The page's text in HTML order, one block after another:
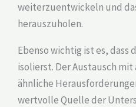
weiterzuentwickeln und
herauszuholen.
Ebenso wichtig ist es,
isolierst. Der Austausch
ähnliche
wertvolle Quelle der